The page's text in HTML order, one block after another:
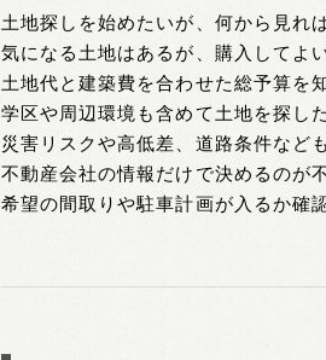
土地探しを始めたいが、何から見れ
気になる土地はあるが、購入してよ
土地代と建築費を合わせた総予算を
学区や周辺環境も含めて土地を探し
災害リスクや高低差、道路条件など
不動産会社の情報だけで決めるのが
希望の間取りや駐車計画が入るか確